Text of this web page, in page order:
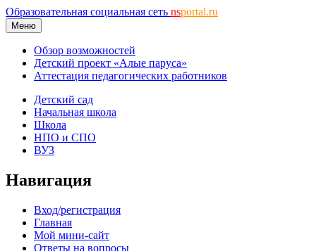
Образовательная социальная сеть nsportal.ru
Меню
Обзор возможностей
Детский проект «Алые паруса»
Аттестация педагогических работников
Детский сад
Начальная школа
Школа
НПО и СПО
ВУЗ
Навигация
Вход/регистрация
Главная
Мой мини-сайт
Ответы на вопросы